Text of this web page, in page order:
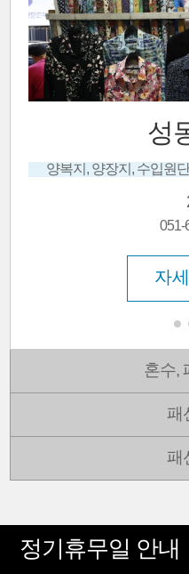
성
051-
자
혼수,
패
패
정기휴무일 안내